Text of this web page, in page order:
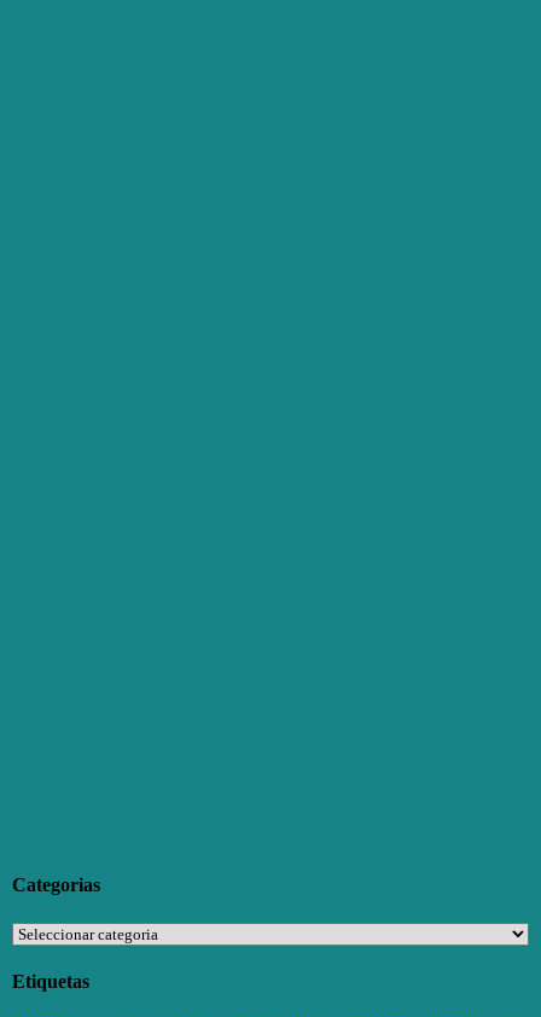
Categorias
Categorias
Etiquetas